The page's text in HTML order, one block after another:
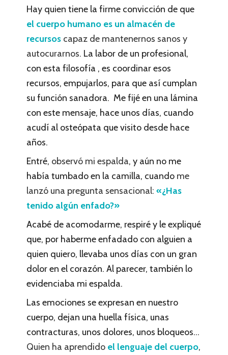
Hay quien tiene la firme convicción de que
el cuerpo humano es un almacén de
recursos capaz de mantenernos sanos y
autocurarnos. La labor de un profesional,
con esta filosofía , es coordinar esos
recursos, empujarlos, para que así cumplan
su función sanadora. Me fijé en una lámina
con este mensaje, hace unos días, cuando
acudí al osteópata que visito desde hace
años.
Entré, observó mi espalda, y aún no me
había tumbado en la camilla, cuando me
lanzó una pregunta sensacional: «¿Has
tenido algún enfado?»
Acabé de acomodarme, respiré y le expliqué
que, por haberme enfadado con alguien a
quien quiero, llevaba unos días con un gran
dolor en el corazón. Al parecer, también lo
evidenciaba mi espalda.
Las emociones se expresan en nuestro
cuerpo, dejan una huella física, unas
contracturas, unos dolores, unos bloqueos…
Quien ha aprendido el lenguaje del cuerpo,